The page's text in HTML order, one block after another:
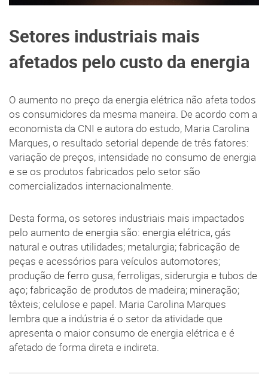
Setores industriais mais
afetados pelo custo da energia
O aumento no preço da energia elétrica não afeta todos
os consumidores da mesma maneira. De acordo com a
economista da CNI e autora do estudo, Maria Carolina
Marques, o resultado setorial depende de três fatores:
variação de preços, intensidade no consumo de energia
e se os produtos fabricados pelo setor são
comercializados internacionalmente.
Desta forma, os setores industriais mais impactados
pelo aumento de energia são: energia elétrica, gás
natural e outras utilidades; metalurgia; fabricação de
peças e acessórios para veículos automotores;
produção de ferro gusa, ferroligas, siderurgia e tubos de
aço; fabricação de produtos de madeira; mineração;
têxteis; celulose e papel. Maria Carolina Marques
lembra que a indústria é o setor da atividade que
apresenta o maior consumo de energia elétrica e é
afetado de forma direta e indireta.